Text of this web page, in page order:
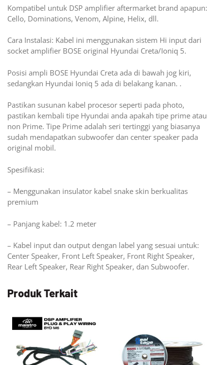
X
Prime
IONIQ
5
Kompatibel untuk DSP amplifier aftermarket brand apapun:
Cello, Dominations, Venom, Alpine, Helix, dll.
Cara Instalasi: Kabel ini menggunakan sistem Hi input dari
socket amplifier BOSE original Hyundai Creta/Ioniq 5.
Posisi ampli BOSE Hyundai Creta ada di bawah jog kiri,
sedangkan Hyundai Ioniq 5 ada di belakang kanan. .
Pastikan susunan kabel procesor seperti pada photo,
pastikan kembali tipe Hyundai anda apakah tipe prime atau
non Prime. Tipe Prime adalah seri tertinggi yang biasanya
sudah mendapatkan subwoofer dan center speaker pada
original mobil.
Spesifikasi:
– Menggunakan insulator kabel snake skin berkualitas
premium
– Panjang kabel: 1.2 meter
– Kabel input dan output dengan label yang sesuai untuk:
Center Speaker, Front Left Speaker, Front Right Speaker,
Rear Left Speaker, Rear Right Speaker, dan Subwoofer.
Produk Terkait